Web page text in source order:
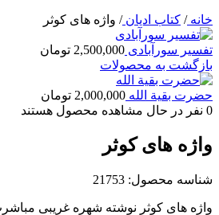
خانه/ کتاب ادیان/ واژه های کوثر
تفسیر سورآبادی 2,500,000 تومان
بازگشت به محصولات
حضرت بقیة الله 2,000,000 تومان
0 نفر در حال مشاهده محصول هستند
واژه های کوثر
شناسه محصول: 21753
واژه های کوثر نوشته شهره غریبی